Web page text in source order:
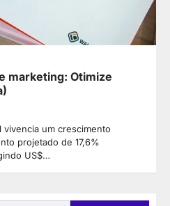
marketing: Otimize
um crescimento
projetado de 17,6%
US$…